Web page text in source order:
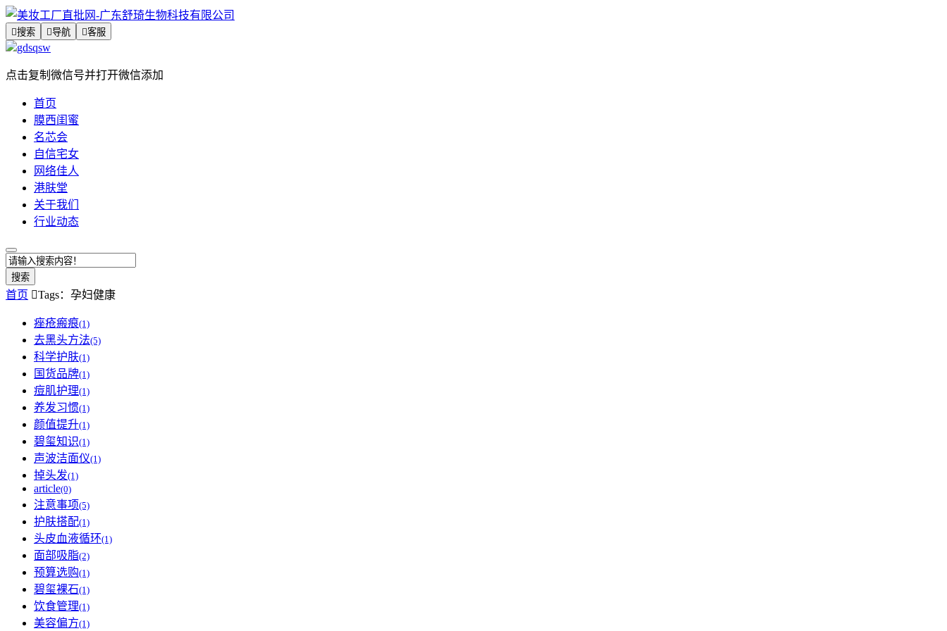
搜索 导航 客服
gdsqsw
点击复制微信号并打开微信添加
首页
膜西闺蜜
名芯会
自信宅女
网络佳人
港肤堂
关于我们
行业动态
搜索
首页 Tags：孕妇健康
痤疮瘢痕(1)
去黑头方法(5)
科学护肤(1)
国货品牌(1)
痘肌护理(1)
养发习惯(1)
颜值提升(1)
碧玺知识(1)
声波洁面仪(1)
掉头发(1)
article(0)
注意事项(5)
护肤搭配(1)
头皮血液循环(1)
面部吸脂(2)
预算选购(1)
碧玺裸石(1)
饮食管理(1)
美容偏方(1)